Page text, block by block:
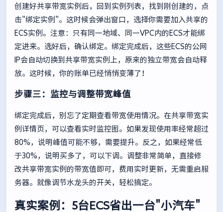
创建好共享带宽实例后，回到实例列表，找到刚创建的，点
击"绑定实例"。这时候会弹出窗口，选择你需要加入共享的
ECS实例。注意：只有同一地域、同一VPC内的ECS才能绑
定进来。选好后，确认绑定。绑定完成后，这些ECS的公网
IP会自动切换到共享带宽实例上，原来的独立带宽会自动释
放。这时候，你的账单已经悄悄变薄了！
步骤三：监控与调整带宽峰值
绑定完成后，别忘了定期查看带宽使用情况。在共享带宽实
例详情页，可以查看实时监控图。如果发现使用率经常超过
80%，说明峰值可能不够，需要提升。反之，如果经常低
于30%，说明买多了，可以下调。调整非常简单，直接修
改共享带宽实例的带宽值即可，费用实时更新，无需重启服
务器。就像调节水龙头的开关，轻松搞定。
真实案例：5台ECS省出一台"小汽车"